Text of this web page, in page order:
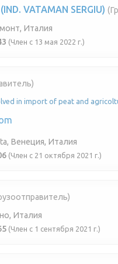
VATAMAN SERGIU)
Италия
(Член с 13 мая 2022 г.)
in import of peat and
Венеция, Италия
(Член с 21 октября 2021 г.)
Италия
(Член с 1 сентября 2021 г.)